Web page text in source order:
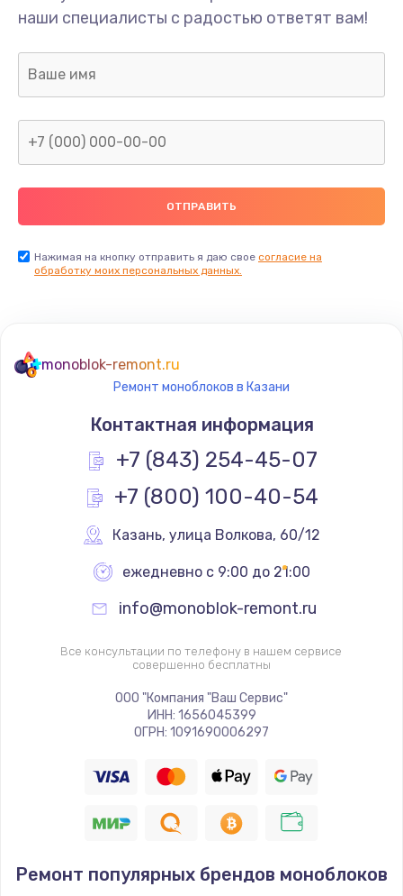
Ремонт шлейфа
Заказать
Замена вибро элемента
Заказать
Заказать
Восстановление дорожек платы
Заказать
350 руб.
Заказать
Настройка программного обеспечения
Заказать
Прошивка устройства (с сохранением данных)
3300 руб.
Заказать
Прошивка устройства (без сохранения данных)
550 руб.
Заказать
наши специалисты с радостью ответят вам!
Нажимая на кнопку отправить я даю свое согласие на
обработку моих персональных данных.
monoblok-remont.ru
Ремонт моноблоков в Казани
Контактная информация
+7 (843) 254-45-07
+7 (800) 100-40-54
Казань, улица Волкова, 60/12
ежедневно с 9:00 до 21:00
info@monoblok-remont.ru
Все консультации по телефону в нашем сервисе
совершенно бесплатны
ООО "Компания "Ваш Сервис"
ИНН: 1656045399
ОГРН: 1091690006297
Ремонт популярных брендов моноблоков